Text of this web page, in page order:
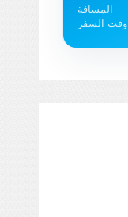
المسافة
وقت السفر